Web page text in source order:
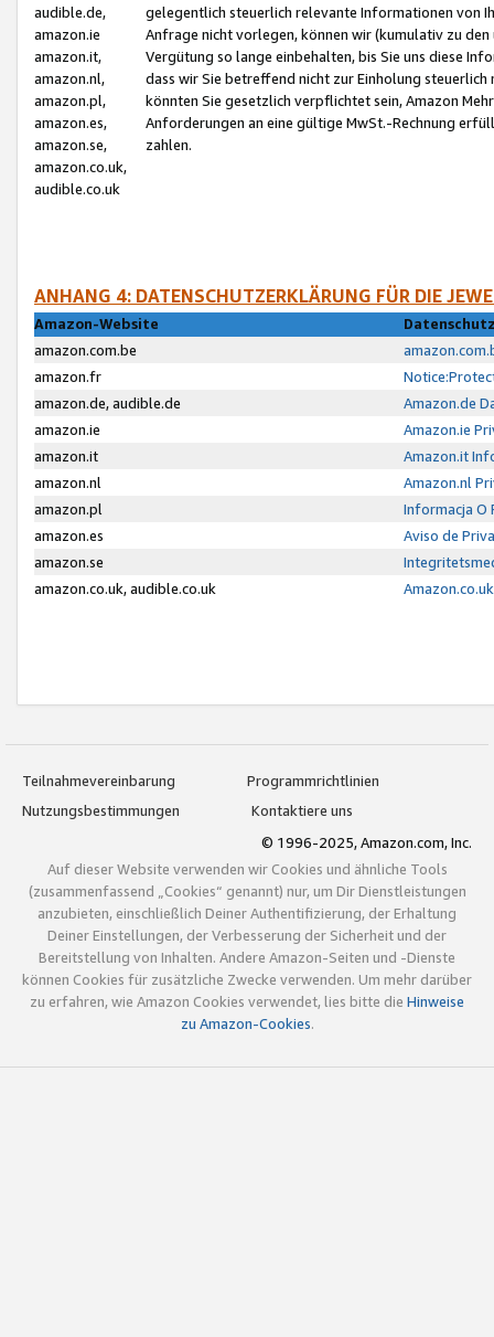
audible.de,
amazon.ie
amazon.it,
amazon.nl,
amazon.pl,
amazon.es,
amazon.se,
amazon.co.uk,
audible.co.uk
gelegentlich steuerlich relevante Informationen von
Anfrage nicht vorlegen, können wir (kumulativ zu
Vergütung so lange einbehalten, bis Sie uns diese
dass wir Sie betreffend nicht zur Einholung
könnten Sie gesetzlich verpflichtet sein, Amazon
Anforderungen an eine gültige MwSt.-Rechnung
zahlen.
ANHANG 4: DATENSCHUTZERKLÄRUNG FÜR DIE
Amazon-Website
amazon.com.be
amazon.fr
amazon.de, audible.de
Amazon.de
amazon.ie
Amazon.ie
amazon.it
Amazon.it
amazon.nl
Amazon.nl
amazon.pl
Informacja O
amazon.es
Aviso de
amazon.se
amazon.co.uk, audible.co.uk
Teilnahmevereinbarung
Programmrichtlinien
Nutzungsbestimmungen
Kontaktiere uns
© 1996-2025, Amazon.com, Inc.
Auf dieser Website verwenden wir Cookies und ähnliche Tools
(zusammenfassend „Cookies“ genannt) nur, um Dir Dienstleistungen
anzubieten, einschließlich Deiner Authentifizierung, der Erhaltung
Deiner Einstellungen, der Verbesserung der Sicherheit und der
Bereitstellung von Inhalten. Andere Amazon-Seiten und -Dienste
können Cookies für zusätzliche Zwecke verwenden. Um mehr darüber
zu erfahren, wie Amazon Cookies verwendet, lies bitte die Hinweise
zu Amazon-Cookies.